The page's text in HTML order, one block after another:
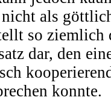
als
so ziemlich
dar, den
konnte.